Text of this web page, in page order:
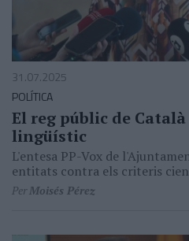
31.07.2025
POLÍTICA
El reg públic de
lingüístic
L'entesa PP-Vox de
entitats contra els criteris
PerMoisés Pérez